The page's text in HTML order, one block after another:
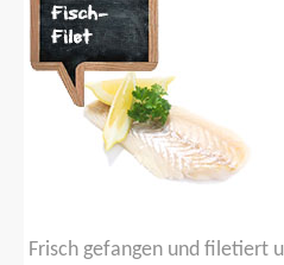
Frisch gefangen und filetiert